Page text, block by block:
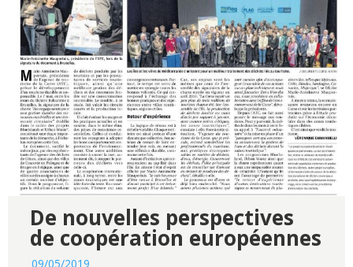
De nouvelles perspectives
de coopération européennes
09/05/2019